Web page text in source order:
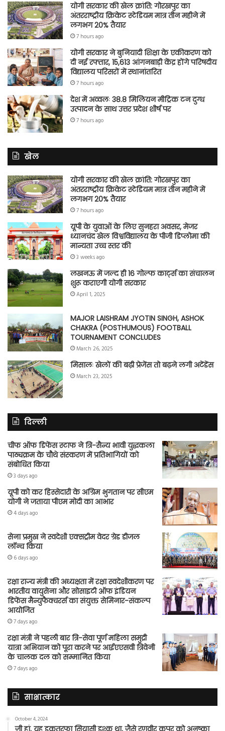
योगी सरकार की खेल क्रांति: गोरखपुर का
अंतरराष्ट्रीय क्रिकेट स्टेडियम मात्र तीन महीने में
लगभग 20% तैयार
7 hours ago
योगी सरकार ने बुनियादी शिक्षा के एकीकरण को
दी नई रफ्तार, 15,613 आंगनबाड़ी केंद्र होंगे परिषदीय
विद्यालय परिसरों में स्थानांतरित
7 hours ago
देश में अव्वलः 38.8 मिलियन मीट्रिक टन दुग्ध
उत्पादन के साथ उत्तर प्रदेश शीर्ष पर
7 hours ago
खेल
योगी सरकार की खेल क्रांति: गोरखपुर का
अंतरराष्ट्रीय क्रिकेट स्टेडियम मात्र तीन महीने में
लगभग 20% तैयार
7 hours ago
यूपी के युवाओं के लिए सुनहरा अवसर, मेजर
ध्यानचंद खेल विश्वविद्यालय के पीजी डिप्लोमा की
मान्यता उच्च स्तर की
3 weeks ago
लखनऊ में जल्द ही 16 गोल्फ कार्ट्स का संचालन
शुरू कराएगी योगी सरकार
April 1, 2025
MAJOR LAISHRAM JYOTIN SINGH, ASHOK
CHAKRA (POSTHUMOUS) FOOTBALL
TOURNAMENT CONCLUDES
March 26, 2025
मिसालः खेलों की बढ़ी प्रेजेंस तो बढ़ने लगी अटेंडेंस
March 23, 2025
दिल्ली
चीफ ऑफ डिफेंस स्टाफ ने त्रि-सैन्य भावी युद्धकला
पाठ्यक्रम के चौथे संस्करण में प्रतिभागियों को
संबोधित किया
3 days ago
यूपी को कर हिस्सेदारी के अग्रिम भुगतान पर सीएम
योगी ने जताया पीएम मोदी का आभार
4 days ago
सेना प्रमुख ने स्वदेशी एक्सट्रीम वेदर ग्रेड डीजल
लॉन्च किया
6 days ago
रक्षा राज्य मंत्री की अध्यक्षता में रक्षा स्वदेशीकरण पर
भारतीय वायुसेना और सोसाइटी ऑफ इंडियन
डिफेंस मैन्युफैक्चरर्स का संयुक्त सेमिनार-संकल्प
आयोजित
7 days ago
रक्षा मंत्री ने पहली बार त्रि-सेवा पूर्ण महिला समुद्री
यात्रा अभियान को पूरा करने पर आईएएसवी त्रिवेनी
के चालक दल को सम्मानित किया
7 days ago
साक्षात्कार
October 4, 2024
जी हां, यह इकतरफा सियासी इश्क था, जैसे रणवीर कपूर को अनुष्का